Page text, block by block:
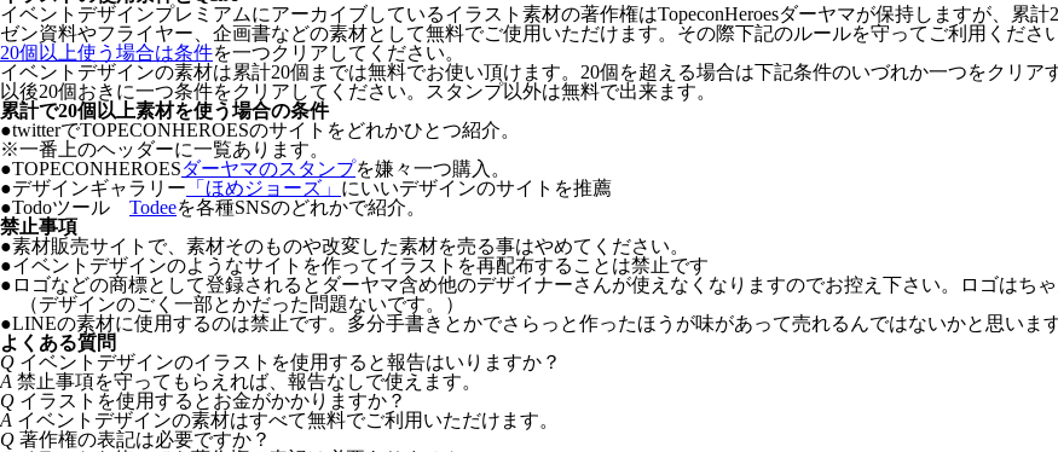
イベントデザインプレミアムにアーカイブしているイラスト素材の著作権はTopeconHeroesダーヤマが保持しますが、累
ゼン資料やフライヤー、企画書などの素材として無料でご使用いただけます。その際下記のルールを守ってご利用ください
20個以上使う場合は条件を一つクリアしてください。
イベントデザインの素材は累計20個までは無料でお使い頂けます。20個を超える場合は下記条件のいづれか一つをクリア
以後20個おきに一つ条件をクリアしてください。スタンプ以外は無料で出来ます。
累計で20個以上素材を使う場合の条件
●twitterでTOPECONHEROESのサイトをどれかひとつ紹介。
※一番上のヘッダーに一覧あります。
●TOPECONHEROESダーヤマのスタンプを嫌々一つ購入。
●デザインギャラリー 「ほめジョーズ」 にいいデザインのサイトを推薦
●Todoツール Todeeを各種SNSのどれかで紹介。
禁止事項
●素材販売サイトで、素材そのものや改変した素材を売る事はやめてください。
●イベントデザインのようなサイトを作ってイラストを再配布することは禁止です
● ロゴなどの商標として登録されるとダーヤマ含め他のデザイナーさんが使えなくなりますのでお控え下さい。ロゴはち
（デザインのごく一部とかだった問題ないです。）
●LINEの素材に使用するのは禁止です。多分手書きとかでさらっと作ったほうが味があって売れるんではないかと思います
よくある質問
Q イベントデザインのイラストを使用すると報告はいりますか？
A 禁止事項を守ってもらえれば、報告なしで使えます。
Q イラストを使用するとお金がかかりますか？
A イベントデザインの素材はすべて無料でご利用いただけます。
Q 著作権の表記は必要ですか？